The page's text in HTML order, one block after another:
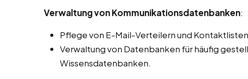
Verwaltung von Kommunikationsdatenbanken:
Pflege von E-Mail-Verteilern und
Verwaltung von Datenbanken für häufig
Wissensdatenbanken.